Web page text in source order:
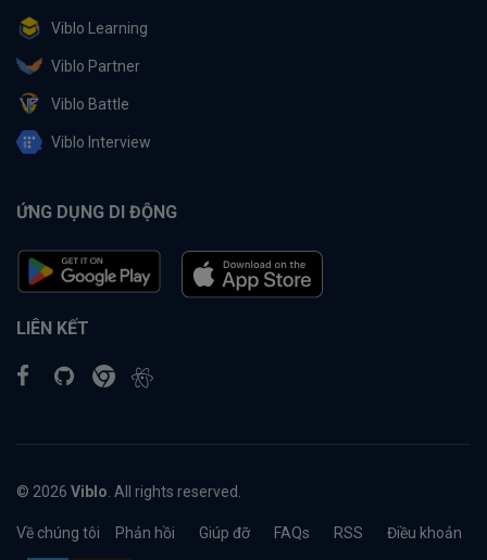
Viblo Learning
Viblo Partner
Viblo Battle
Viblo Interview
ỨNG DỤNG DI ĐỘNG
LIÊN KẾT
© 2026 Viblo . All rights reserved.
Về chúng tôi Phản hồi Giúp đỡ FAQs RSS Điều khoản